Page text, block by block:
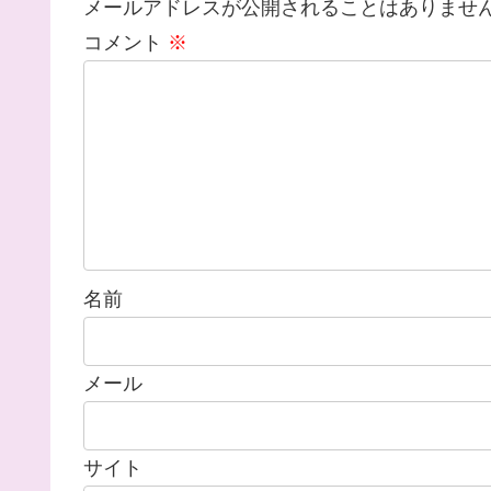
メールアドレスが公開されることはありませ
コメント ※
名前
メール
サイト